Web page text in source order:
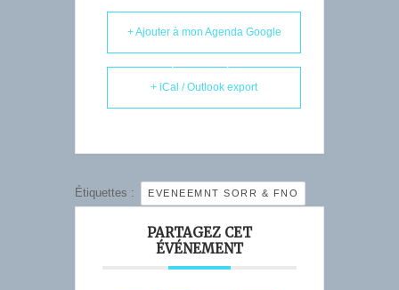
lorthophonie-2021-sont-
lancees/
+ Ajouter à mon Agenda Google
+ iCal / Outlook export
Étiquettes : EVENEEMNT SORR & FNO
PARTAGEZ CET
ÉVÉNEMENT